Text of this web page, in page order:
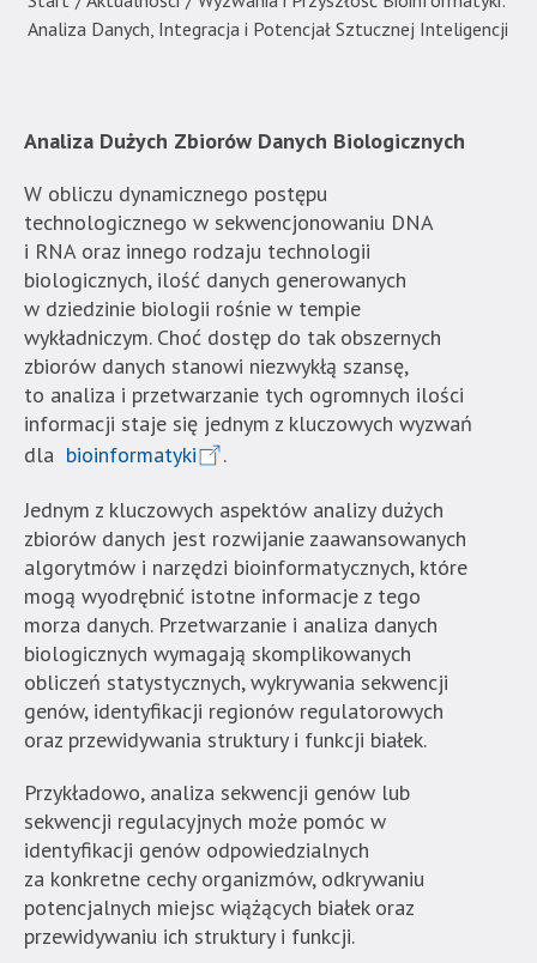
Stosowanych".
Strona
jest
wyposażona
menu
skiplinks
pozwalające
szybko
przechodzić
treści,
które
znajduje
bezpośrednio
pod
wiadomością.
Strona
została
wyposażona
dedykowane
skróty
klawiaturowe,
Analiza Danych, Integracja i Potencjał Sztucznej Inteligencji
Analiza Dużych Zbiorów Danych Biologicznych
W obliczu dynamicznego postępu
technologicznego w sekwencjonowaniu DNA
i RNA oraz innego rodzaju technologii
biologicznych, ilość danych generowanych
w dziedzinie biologii rośnie w tempie
wykładniczym. Choć dostęp do tak obszernych
zbiorów danych stanowi niezwykłą szansę,
to analiza i przetwarzanie tych ogromnych ilości
informacji staje się jednym z kluczowych wyzwań
dla bioinformatyki
.
Jednym z kluczowych aspektów analizy dużych
zbiorów danych jest rozwijanie zaawansowanych
algorytmów i narzędzi bioinformatycznych, które
mogą wyodrębnić istotne informacje z tego
morza danych. Przetwarzanie i analiza danych
biologicznych wymagają skomplikowanych
obliczeń statystycznych, wykrywania sekwencji
genów, identyfikacji regionów regulatorowych
oraz przewidywania struktury i funkcji białek.
Przykładowo, analiza sekwencji genów lub
sekwencji regulacyjnych może pomóc w
identyfikacji genów odpowiedzialnych
za konkretne cechy organizmów, odkrywaniu
potencjalnych miejsc wiążących białek oraz
przewidywaniu ich struktury i funkcji.